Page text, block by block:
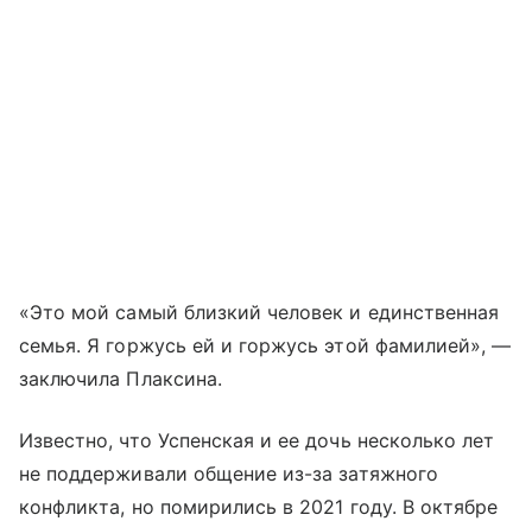
«Это мой самый близкий человек и единственная
семья. Я горжусь ей и горжусь этой фамилией», —
заключила Плаксина.
Известно, что Успенская и ее дочь несколько лет
не поддерживали общение из-за затяжного
конфликта, но помирились в 2021 году. В октябре